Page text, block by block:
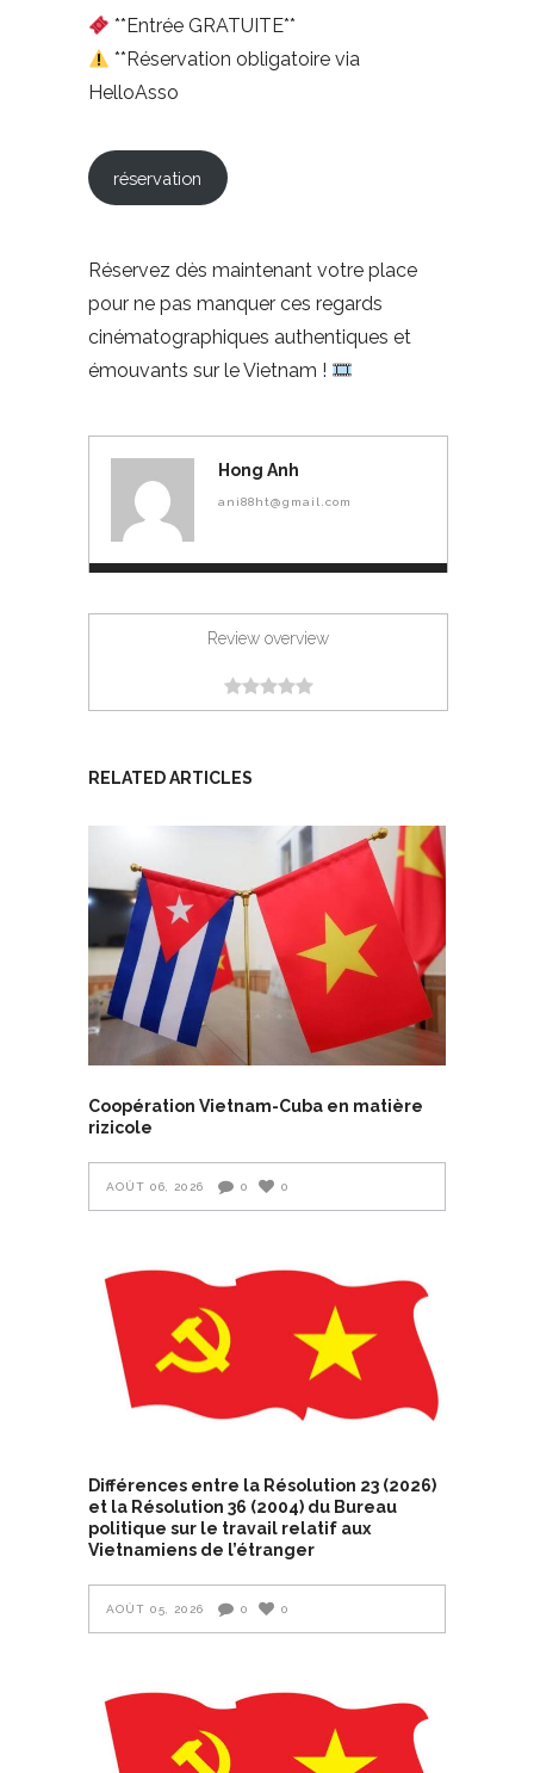
**Entrée GRATUITE**
**Réservation obligatoire via
HelloAsso
réservation
Réservez dès maintenant votre place
pour ne pas manquer ces regards
cinématographiques authentiques et
émouvants sur le Vietnam !
Hong Anh
ani88ht@gmail.com
Review overview
RELATED ARTICLES
Coopération Vietnam-Cuba en matière
rizicole
AOÛT 06, 2026 0 0
Différences entre la Résolution 23 (2026)
et la Résolution 36 (2004) du Bureau
politique sur le travail relatif aux
Vietnamiens de l’étranger
AOÛT 05, 2026 0 0